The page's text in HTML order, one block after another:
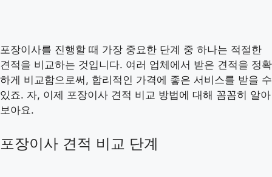
포장이사를 진행할 때 가장 중요한 단계 중 하나는 적절한
견적을 비교하는 것입니다. 여러 업체에서 받은 견적을 정확
하게 비교함으로써, 합리적인 가격에 좋은 서비스를 받을 수
있죠. 자, 이제 포장이사 견적 비교 방법에 대해 꼼꼼히 알아
보아요.
포장이사 견적 비교 단계